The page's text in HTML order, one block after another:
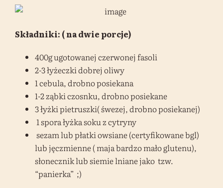
Składniki: ( na dwie porcje)
400g ugotowanej czerwonej fasoli
2-3 łyżeczki dobrej oliwy
1 cebula, drobno posiekana
1-2 ząbki czosnku, drobno posiekane
3 łyżki pietruszki( śwezej, drobno posiekanej)
1 spora łyżka soku z cytryny
sezam lub płatki owsiane (certyfikowane bgl)
lub jęczmienne ( maja bardzo mało glutenu),
słonecznik lub siemie lniane jako tzw.
“panierka” ;)